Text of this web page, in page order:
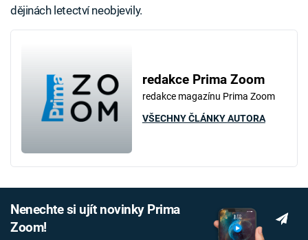
dějinách letectví neobjevily.
redakce Prima Zoom
redakce magazínu Prima Zoom
VŠECHNY ČLÁNKY AUTORA
Nenechte si ujít novinky Prima
Zoom!